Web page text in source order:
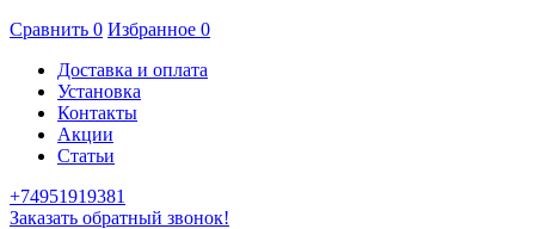
Сравнить 0 Избранное 0
Доставка и оплата
Установка
Контакты
Акции
Статьи
+74951919381
Заказать обратный звонок!